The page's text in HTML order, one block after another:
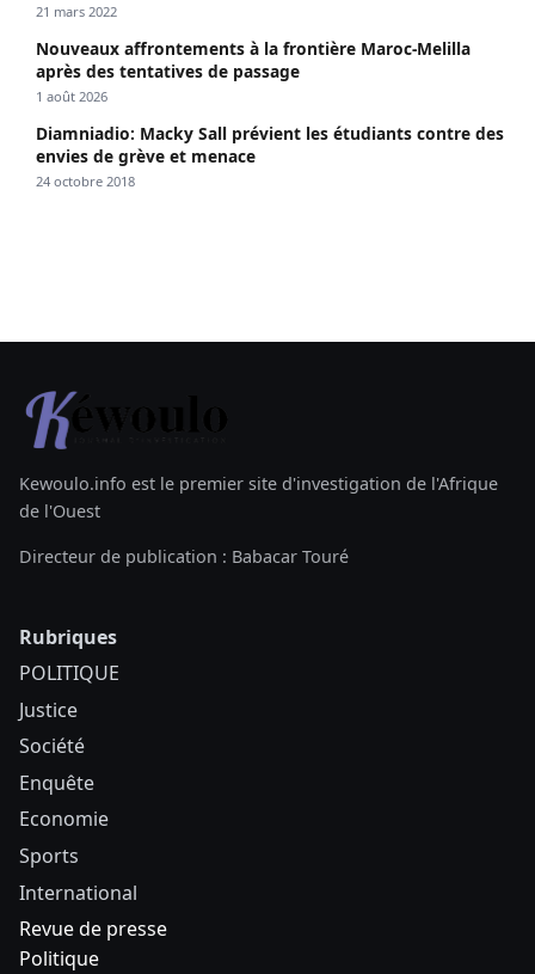
21 mars 2022
Nouveaux affrontements à la frontière Maroc-Melilla
après des tentatives de passage
1 août 2026
Diamniadio: Macky Sall prévient les étudiants contre des
envies de grève et menace
24 octobre 2018
Kewoulo.info est le premier site d'investigation de l'Afrique
de l'Ouest
Directeur de publication : Babacar Touré
Rubriques
POLITIQUE
Justice
Société
Enquête
Economie
Sports
International
Revue de presse
Politique